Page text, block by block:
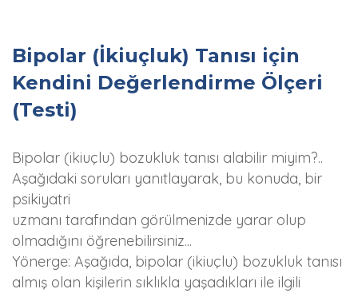
Bipolar (İkiuçluk) Tanısı için
Kendini Değerlendirme Ölçeri
(Testi)
Bipolar (ikiuçlu) bozukluk tanısı alabilir miyim?..
Aşağıdaki soruları yanıtlayarak, bu konuda, bir
psikiyatri
uzmanı tarafından görülmenizde yarar olup
olmadığını öğrenebilirsiniz...
Yönerge: Aşağıda, bipolar (ikiuçlu) bozukluk tanısı
almış olan kişilerin sıklıkla yaşadıkları ile ilgili